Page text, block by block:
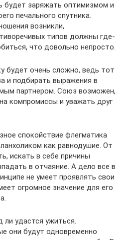
будет заряжать оптимизмом и
печального спутника.
возникли,
типов должны где-
что довольно непросто.
будет очень сложно, ведь тот
и подбирать выражения в
партнером. Союз возможен,
компромиссы и уважать друг
спокойствие флегматика
как равнодушие. От
искать в себе причины
в отчаяние. А дело все в
не умеет проявлять свои
огромное значение для его
удастся ужиться.
они будут одновременно